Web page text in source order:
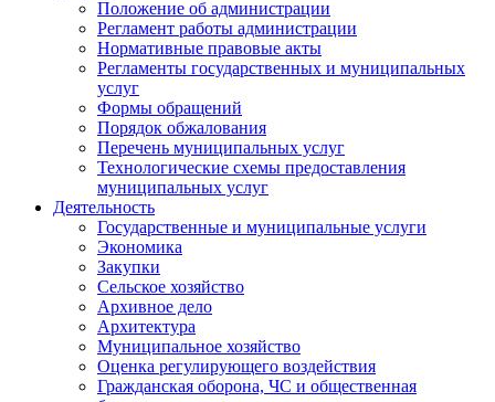
Положение об администрации
Регламент работы администрации
Нормативные правовые акты
Регламенты государственных и муниципальных
услуг
Формы обращений
Порядок обжалования
Перечень муниципальных услуг
Технологические схемы предоставления
муниципальных услуг
Деятельность
Государственные и муниципальные услуги
Экономика
Закупки
Сельское хозяйство
Архивное дело
Архитектура
Муниципальное хозяйство
Оценка регулирующего воздействия
Гражданская оборона, ЧС и общественная